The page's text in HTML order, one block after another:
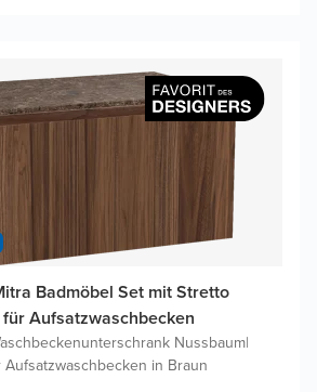
Badmöbel Set mit Stretto
Aufsatzwaschbecken
Nussbaum|
in Braun